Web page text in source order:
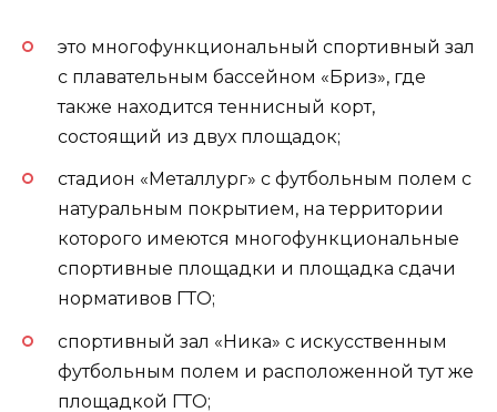
это многофункциональный спортивный зал
с плавательным бассейном «Бриз», где
также находится теннисный корт,
состоящий из двух площадок;
стадион «Металлург» с футбольным полем с
натуральным покрытием, на территории
которого имеются многофункциональные
спортивные площадки и площадка сдачи
нормативов ГТО;
спортивный зал «Ника» с искусственным
футбольным полем и расположенной тут же
площадкой ГТО;